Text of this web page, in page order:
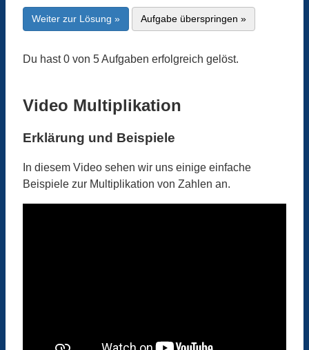
Weiter zur Lösung » Aufgabe überspringen »
Du hast 0 von 5 Aufgaben erfolgreich gelöst.
Video Multiplikation
Erklärung und Beispiele
In diesem Video sehen wir uns einige einfache
Beispiele zur Multiplikation von Zahlen an.